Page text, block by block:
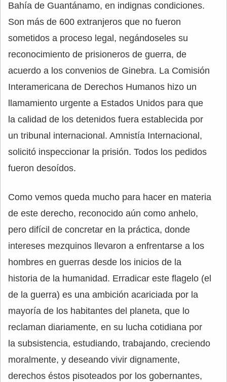
Bahía de Guantánamo, en indignas condiciones.
Son más de 600 extranjeros que no fueron
sometidos a proceso legal, negándoseles su
reconocimiento de prisioneros de guerra, de
acuerdo a los convenios de Ginebra. La Comisión
Interamericana de Derechos Humanos hizo un
llamamiento urgente a Estados Unidos para que
la calidad de los detenidos fuera establecida por
un tribunal internacional. Amnistía Internacional,
solicitó inspeccionar la prisión. Todos los pedidos
fueron desoídos.
Como vemos queda mucho para hacer en materia
de este derecho, reconocido aún como anhelo,
pero difícil de concretar en la práctica, donde
intereses mezquinos llevaron a enfrentarse a los
hombres en guerras desde los inicios de la
historia de la humanidad. Erradicar este flagelo (el
de la guerra) es una ambición acariciada por la
mayoría de los habitantes del planeta, que lo
reclaman diariamente, en su lucha cotidiana por
la subsistencia, estudiando, trabajando, creciendo
moralmente, y deseando vivir dignamente,
derechos éstos pisoteados por los gobernantes,